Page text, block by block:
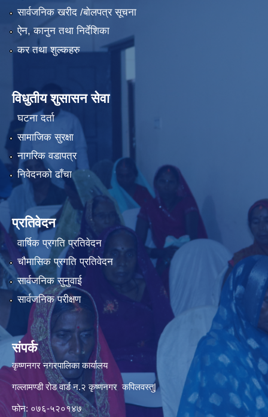
सार्वजनिक खरीद /बोलपत्र सूचना
ऐन, कानुन तथा निर्देशिका
कर तथा शुल्कहरु
विधुतीय शुसासन सेवा
घटना दर्ता
सामाजिक सुरक्षा
नागरिक वडापत्र
निवेदनको ढाँचा
प्रतिवेदन
वार्षिक प्रगति प्रतिवेदन
चौमासिक प्रगति प्रतिवेदन
सार्वजनिक सुनुवाई
सार्वजनिक परीक्षण
संपर्क
कृष्णनगर नगरपालिका कार्यालय
गल्लामण्डी रोड वार्ड न.२ कृष्णनगर कपिलवस्तु|
फोन: ०७६-५२०१४७